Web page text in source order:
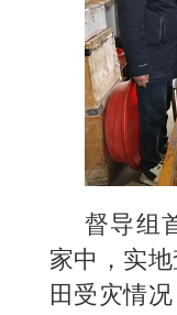
督导组
家中，实
田受灾情